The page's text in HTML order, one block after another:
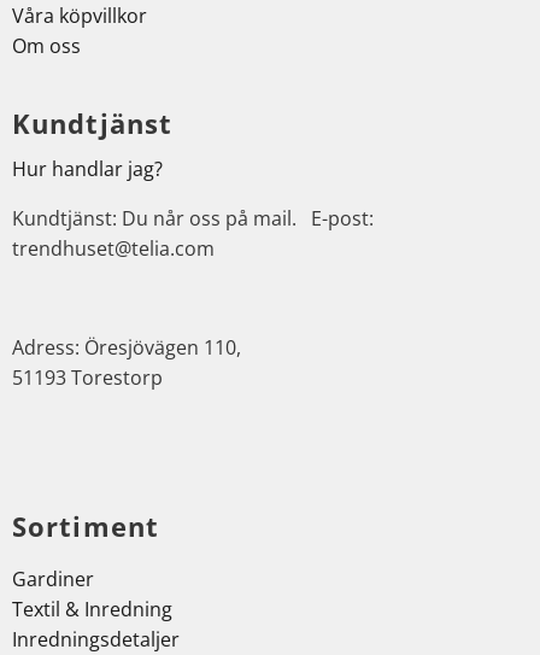
Våra köpvillkor
Om oss
Kundtjänst
Hur handlar jag?
Kundtjänst: Du når oss på mail. E-post:
trendhuset@telia.com
Adress: Öresjövägen 110,
51193 Torestorp
Sortiment
Gardiner
Textil & Inredning
Inredningsdetaljer